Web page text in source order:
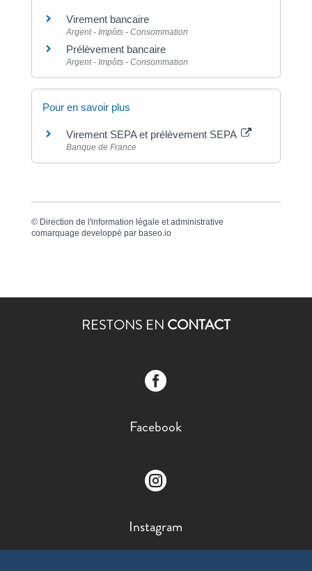
Virement bancaire
Argent - Impôts - Consommation
Prélèvement bancaire
Argent - Impôts - Consommation
Pour en savoir plus
Virement SEPA et prélèvement SEPA
Banque de France
© Direction de l'information légale et administrative
comarquage developpé par baseo.io
RESTONS EN CONTACT

Facebook

Instagram